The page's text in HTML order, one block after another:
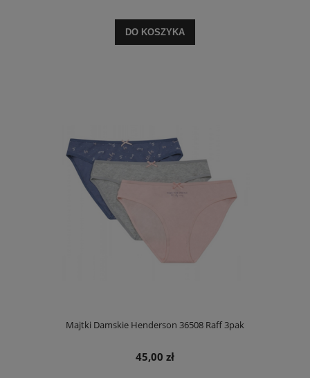
DO KOSZYKA
Majtki Damskie Henderson 36508 Raff 3pak
45,00 zł